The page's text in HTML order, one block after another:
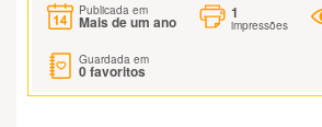
Publicada em
Mais de um ano
1
impressões
Guardada em
0favoritos